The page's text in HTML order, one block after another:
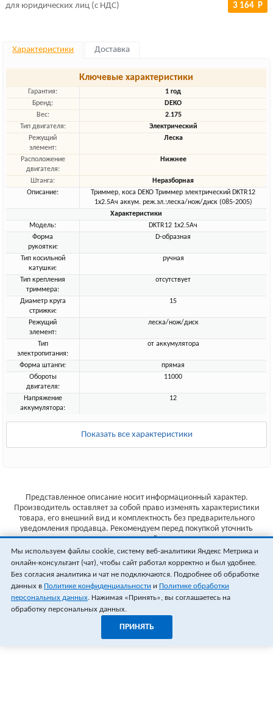
для юридических лиц (с НДС) 3 164 Р
Характеристики Доставка
Ключевые характеристики
Гарантия:
1 год
Бренд:
DEKO
Вес:
2.175
Тип двигателя:
Электрический
Режущий
элемент:
Леска
Расположение
двигателя:
Нижнее
Штанга:
Неразборная
Описание:
Триммер, коса DEKO Триммер электрический DKTR12
1х2.5Ач аккум. реж.эл.:леска/нож/диск (085-2005)
Характеристики
Модель:
DKTR12 1х2.5Ач
Форма
рукоятки:
D-образная
Тип косильной
катушки:
ручная
Тип крепления
триммера:
отсутствует
Диаметр круга
стрижки:
15
Режущий
элемент:
леска/нож/диск
Тип
электропитания:
от аккумулятора
Форма штанги:
прямая
Обороты
двигателя:
11000
Напряжение
аккумулятора:
12
Показать все характеристики
Представленное описание носит информационный характер.
Производитель оставляет за собой право изменять характеристики
товара, его внешний вид и комплектность без предварительного
уведомления продавца. Рекомендуем перед покупкой уточнить
характеристики товара на сайте производителя.
Указанные цены не являются публичной офертой (ст.435 ГК РФ).
Стоимость и наличие товара уточняйте у менеджера.
Мы используем файлы cookie, систему веб-аналитики Яндекс Метрика и
онлайн-консультант (чат), чтобы сайт работал корректно и был удобнее.
Без согласия аналитика и чат не подключаются. Подробнее об обработке
данных в Политике конфиденциальности и Политике обработки
персональных данных. Нажимая «Принять», вы соглашаетесь на
обработку персональных данных.
ПРИНЯТЬ